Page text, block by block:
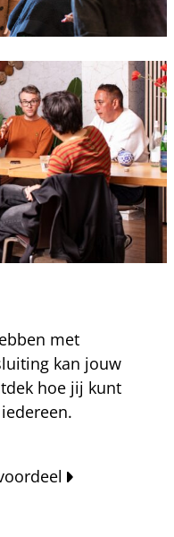
met
kan jouw
hoe jij kunt